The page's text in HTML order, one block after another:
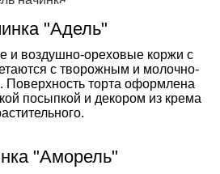
"Адель"
и воздушно-ореховые коржи с
с творожным и молочно-
торта оформлена
посыпкой и декором из крема
"Аморель"